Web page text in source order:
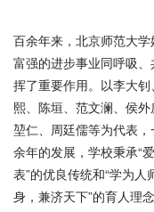
百余年来，北京师范大学
富强的进步事业同呼吸、
挥了重要作用。以李大
熙、陈垣、范文澜、侯
堃仁、周廷儒等为代表
余年的发展，学校秉承“
表”的优良传统和“学为
身，兼济天下”的育人理念